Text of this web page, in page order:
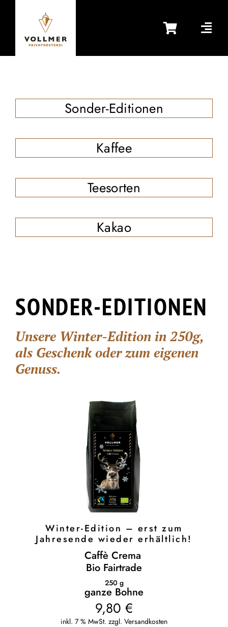
springen
Sonder-Editionen
Kaffee
Teesorten
Kakao
SONDER-EDITIONEN
Unsere Winter-Edition in 250g,
als Geschenk oder zum eigenen
Genuss.
Winter-Edition – erst zum
Jahresende wieder erhältlich!
Caffè Crema
Bio Fairtrade
250 g
ganze Bohne
9,80 €
inkl. 7 % MwSt. zzgl. Versandkosten